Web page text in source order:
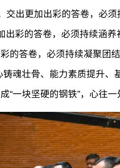
交出更加出彩的答卷，必
出彩的答卷，必须持续涵
的答卷，必须持续凝聚团
魂壮骨、能力素质提升
“一块坚硬的钢铁”，心往